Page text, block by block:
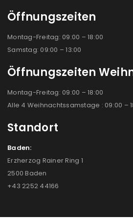
Öffnungszeiten
Montag-Freitag: 09:00 – 18:00
Samstag: 09:00 – 13:00
Öffnungszeiten
Montag-Freitag: 09:00 – 18:00
Alle 4 Weihnachtssamstage : 09:00 –
Standort
Baden:
Erzherzog Rainer Ring 1
2500 Baden
+43 2252 44166